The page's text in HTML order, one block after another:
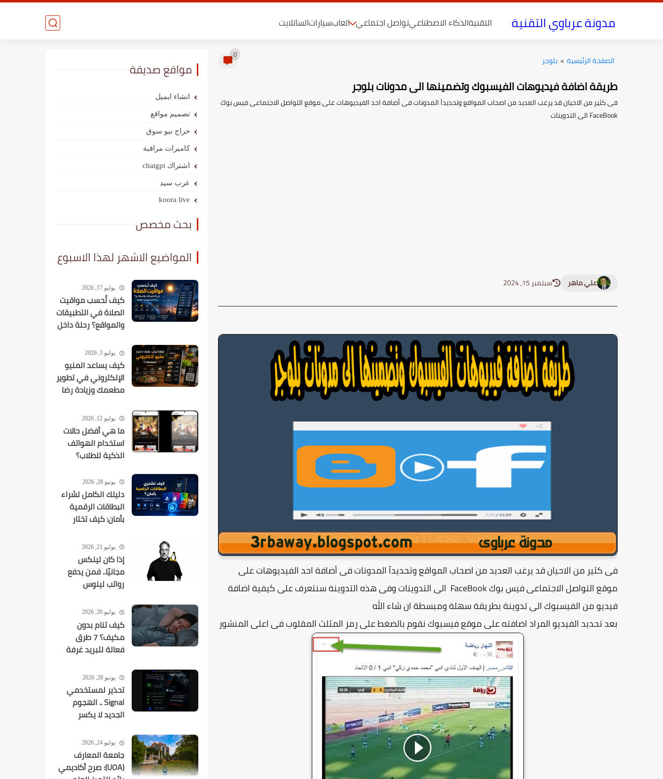
مدونة عرباوي التقنية التقنيةالذكاء الاصطناعيتواصل اجتماعي العابسياراتالساتلايت
الصفحة الرئيسية > بلوجر 0
طريقة اضافة فيديوهات الفيسبوك وتضمينها الى مدونات بلوجر
فى كثير من الاحيان قد يرغب العديد من اصحاب المواقع وتحديدآ المدونات فى أضافة احد الفيديوهات على موقع التواصل الاجتماعى فيس بوك
FaceBook الى التدوينات
علي ماهر سبتمبر 15, 2024
فى كثير من الاحيان قد يرغب العديد من اصحاب المواقع وتحديدآ المدونات فى أضافة احد الفيديوهات على
موقع التواصل الاجتماعى فيس بوك FaceBook الى التدوينات وفى هذه التدوينة سنتعرف على كيفية اضافة
فيديو من الفيسبوك الى تدوينة بطريقة سهلة ومبسطة ان شاء الله
بعد تحديد الفيديو المراد اضافته على موقع فيسبوك نقوم بالضغط على رمز المثلث المقلوب فى اعلى المنشور
مواقع صديقة
انشاء ايميل
تصميم مواقع
حراج نيو سوق
كاميرات مراقبة
اشتراك chatgpt
عرب سيد
koora live
بحث مخصص
المواضيع الاشهر لهذا الاسبوع
يوليو 17, 2026
كيف تُحسب مواقيت
الصلاة في التطبيقات
والمواقع؟ رحلة داخل
يوليو 3, 2026
كيف يساعد المنيو
الإلكتروني في تطوير
مطعمك وزيادة رضا
يوليو 12, 2026
ما هي أفضل حالات
استخدام الهواتف
الذكية للطلاب؟
يونيو 28, 2026
دليلك الكامل لشراء
البطاقات الرقمية
بأمان: كيف تختار
وتتجنّب عمليات
النصب
يوليو 21, 2026
إذا كان لينكس
مجانيًا.. فمن يدفع
رواتب لينوس
المطورين؟
يوليو 20, 2026
كيف تنام بدون
مكيف؟ 7 طرق
فعالة لتبريد غرفة
النوم صيفًا
يونيو 28, 2026
تحذير لمستخدمي
Signal .. الهجوم
الجديد لا يكسر
يستهدفك
يوليو 24, 2026
جامعة المعارف
(UOA): صرح أكاديمي